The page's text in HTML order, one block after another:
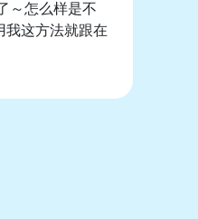
～怎么样是不
我这方法就跟在